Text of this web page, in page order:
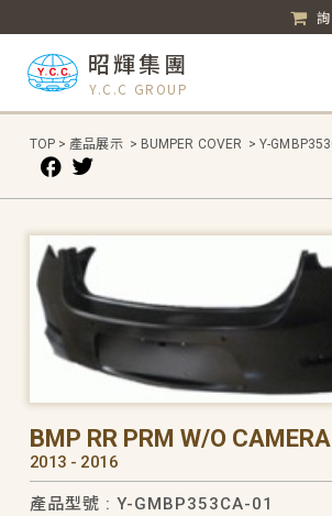
昭輝集團
Y.C.C GROUP
TOP > 產品展示 > BUMPER COVER > Y-
BMP RR PRM W/O
2013 - 2016
產品型號 : Y-GMBP353CA-01